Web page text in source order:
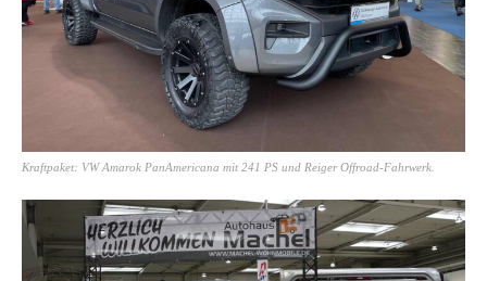
Kraftpaket: VW Amarok PanAmericana mit 241 PS und Reiger Offroad-Fahrwerk.